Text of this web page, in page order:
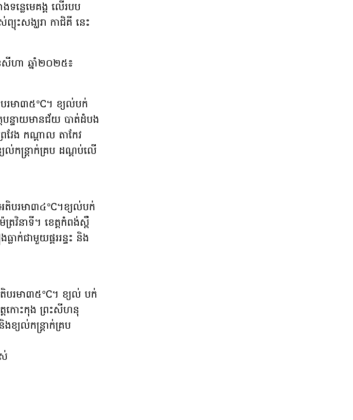
លេមេគង្គ លើរបប
ព្យុះសង្ឃរា កាជិគី នេះ
ែសីហា ឆ្នាំ២០២៥៖
រមា៣៥°C។ ខ្យល់បក់
បន្ទាយមានជ័យ បាត់ដំបង
ែង កណ្តាល តាកែវ
យល់កន្ត្រាក់គ្រប ដណ្តប់លើ
បរមា៣៤°C។ខ្យល់បក់
វិនាទី។ ខេត្តកំពង់ស្ពឺ
ាក់ជាមួយផ្គររន្ទះ និង
បរមា៣៥°C។ ខ្យល់ បក់
តកោះកុង ព្រះសីហនុ
ខ្យល់កន្ត្រាក់គ្រប